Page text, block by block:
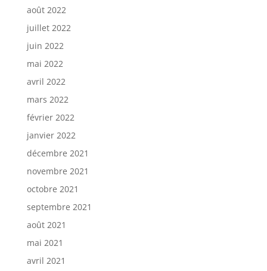
août 2022
juillet 2022
juin 2022
mai 2022
avril 2022
mars 2022
février 2022
janvier 2022
décembre 2021
novembre 2021
octobre 2021
septembre 2021
août 2021
mai 2021
avril 2021